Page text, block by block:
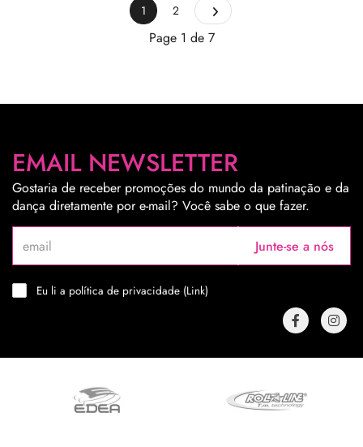
1 2
Page 1 de 7
EMAIL NEWSLETTER
Gostaria de receber promoções do mundo da patinação e da
dança diretamente por e-mail? Você sabe o que fazer.
Junte-se a nós
Eu li a política de privacidade (Link)